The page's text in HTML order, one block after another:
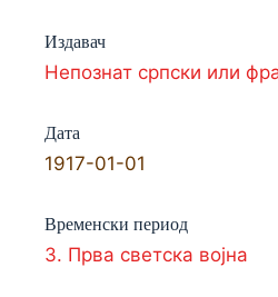
Издавач
Непознат српски или
Дата
1917-01-01
Временски период
3. Прва светска војна